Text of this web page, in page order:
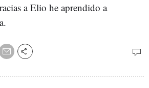
a Elio he aprendido a